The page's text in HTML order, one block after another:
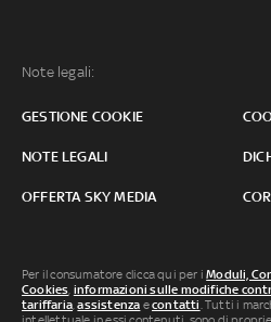
Note legali:
GESTIONE COOKIE
NOTE LEGALI
OFFERTA SKY MEDIA
Per il consumatore clicca qui per iModuli,
Cookies, informazioni sulle modifiche
tariffaria,assistenza econtatti. Tutti i